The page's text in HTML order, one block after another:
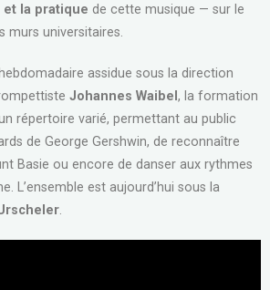
et la pratique de cette musique — sur le
murs universitaires.
assidue sous la direction
Johannes Waibel , la formation
répertoire varié, permettant au public
de George Gershwin, de reconnaître
Basie ou encore de danser aux rythmes
L’ensemble est aujourd’hui sous la
.